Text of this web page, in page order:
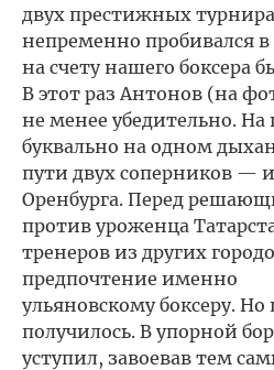
двух престижных
непременно пробивался в
на счету нашего боксера
В этот раз Антонов (на
не менее убедительно.
буквально на одном
пути двух соперников —
Оренбурга. Перед
против уроженца
тренеров из других
предпочтение именно
ульяновскому боксеру. Но
получилось. В упорной
уступил, завоевав тем